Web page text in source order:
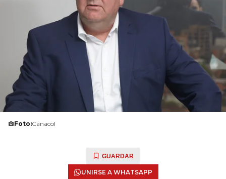
Foto:Canacol
GUARDAR
UNIRSE A WHATSAPP